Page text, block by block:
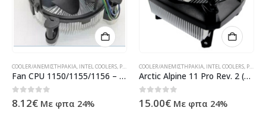
COOLER/ΑΝΕΜΙΣΤΗΡΆΚΙΑ, INTEL COOLERS, PARTS ΠΡΟΪΌΝΤΑ TECHNOSHOP,ΥΠΟΛΟΓΙΣΤΈΣ -
Fan CPU 1150/1155/1156 – 63060
0out of 5
8.12€ Με φπα 24%
COOLER/ΑΝΕΜΙΣΤΗΡΆΚΙΑ, INTEL COOLERS, PARTS
Arctic Alpine 11 Pro Rev. 2 (HPLC17)
0 out of 5
15.00€ Με φπα 24%